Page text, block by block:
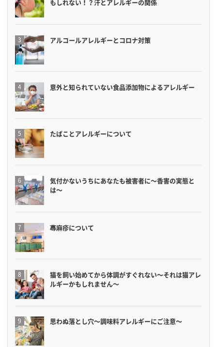
もしれない！？汗とアレルギーの関係
アルコールアレルギーとコロナ対策
意外と知られていない食品添加物によるアレルギー
たばことアレルギーについて
気付かないうちにあなたも被害者に〜香害の実態と
は〜
蕁麻疹について
猫を飼い始めてから体調がすぐれない〜それは猫アレ
ルギーかもしれません〜
思わぬ落とし穴〜調味料アレルギーにご注意〜